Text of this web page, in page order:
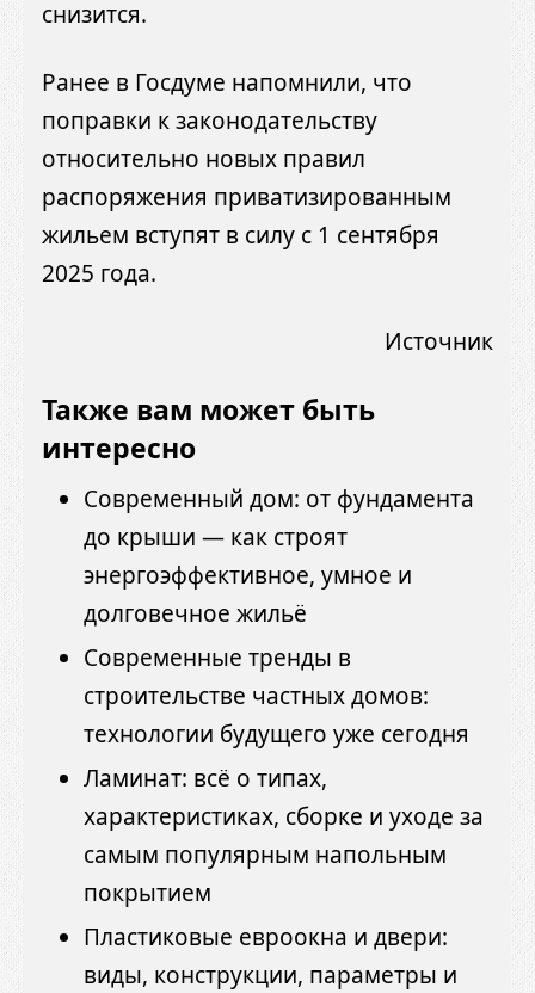
снизится.
Ранее в Госдуме напомнили, что
поправки к законодательству
относительно новых правил
распоряжения приватизированным
жильем вступят в силу с 1 сентября
2025 года.
Источник
Также вам может быть
интересно
Современный дом: от фундамента
до крыши — как строят
энергоэффективное, умное и
долговечное жильё
Современные тренды в
строительстве частных домов:
технологии будущего уже сегодня
Ламинат: всё о типах,
характеристиках, сборке и уходе за
самым популярным напольным
покрытием
Пластиковые евроокна и двери:
виды, конструкции, параметры и